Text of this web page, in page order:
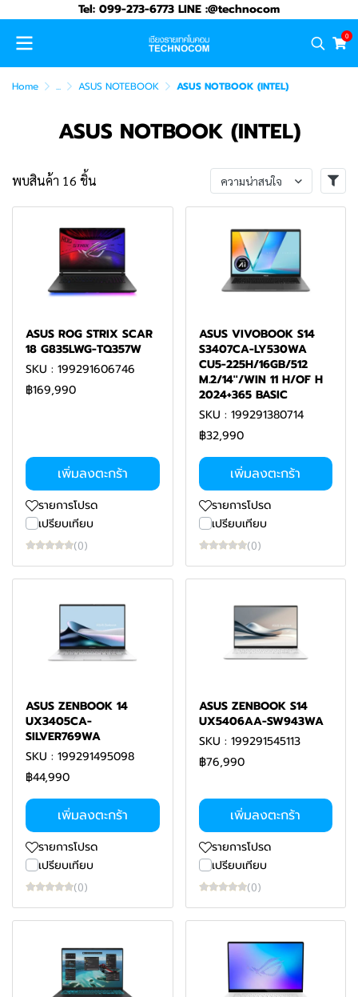
Tel: 099-273-6773 LINE :@technocom
0
Home ... ASUS NOTEBOOK ASUS NOTBOOK (INTEL)
ASUS NOTBOOK (INTEL)
พบสินค้า 16 ชิ้น ความน่าสนใจ
ASUS ROG STRIX SCAR
18 G835LWG-TQ357W
SKU : 199291606746
฿169,990
เพิ่มลงตะกร้า
รายการโปรด
เปรียบเทียบ
(0)
ASUS VIVOBOOK S14
S3407CA-LY530WA
CU5-225H/16GB/512
M.2/14''/WIN 11 H/OF H
2024+365 BASIC
SKU : 199291380714
฿32,990
เพิ่มลงตะกร้า
รายการโปรด
เปรียบเทียบ
(0)
ASUS ZENBOOK 14
UX3405CA-
SILVER769WA
SKU : 199291495098
฿44,990
เพิ่มลงตะกร้า
รายการโปรด
เปรียบเทียบ
(0)
ASUS ZENBOOK S14
UX5406AA-SW943WA
SKU : 199291545113
฿76,990
เพิ่มลงตะกร้า
รายการโปรด
เปรียบเทียบ
(0)